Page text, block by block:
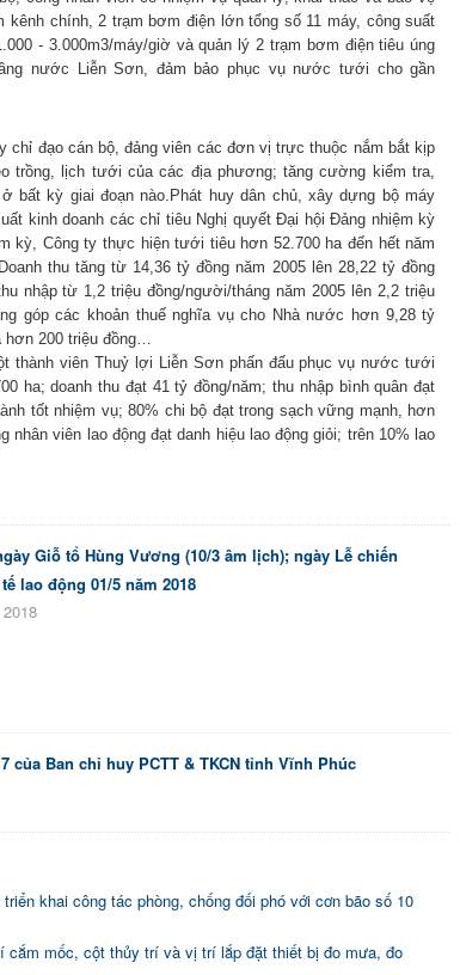
chính, 2 trạm bơm điện lớn tổng số 11 máy, công suất
- 3.000m3/máy/giờ và quản lý 2 trạm bơm điện tiêu úng
nước Liễn Sơn, đảm bảo phục vụ nước tưới cho gần
chỉ đạo cán bộ, đảng viên các đơn vị trực thuộc nắm bắt kịp
trồng, lịch tưới của các địa phương; tăng cường kiểm tra,
bất kỳ giai đoạn nào.Phát huy dân chủ, xây dựng bộ máy
kinh doanh các chỉ tiêu Nghị quyết Đại hội Đảng nhiệm kỳ
Công ty thực hiện tưới tiêu hơn 52.700 ha đến hết năm
thu tăng từ 14,36 tỷ đồng năm 2005 lên 28,22 tỷ đồng
nhập từ 1,2 triệu đồng/người/tháng năm 2005 lên 2,2 triệu
góp các khoản thuế nghĩa vụ cho Nhà nước hơn 9,28 tỷ
200 triệu đồng…
thành viên Thuỷ lợi Liễn Sơn phấn đấu phục vụ nước tưới
ha; doanh thu đạt 41 tỷ đồng/năm; thu nhập bình quân đạt
tốt nhiệm vụ; 80% chi bộ đạt trong sạch vững mạnh, hơn
viên lao động đạt danh hiệu lao động giỏi; trên 10% lao
Giỗ tổ Hùng Vương (10/3 âm lịch); ngày Lễ chiến
lao động 01/5 năm 2018
của Ban chỉ huy PCTT & TKCN tỉnh Vĩnh Phúc
khai công tác phòng, chống đối phó với cơn bão số 10
cắm mốc, cột thủy trí và vị trí lắp đặt thiết bị đo mưa, đo